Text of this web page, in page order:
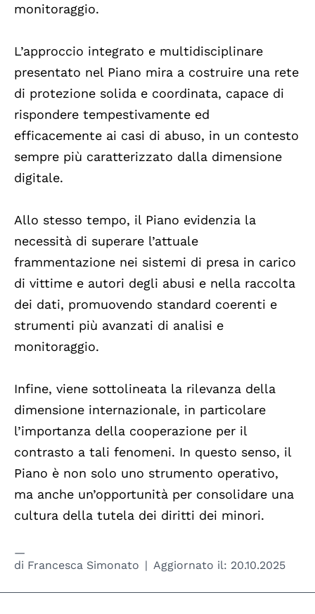
monitoraggio.
L’approccio integrato e multidisciplinare
presentato nel Piano mira a costruire una rete
di protezione solida e coordinata, capace di
rispondere tempestivamente ed
efficacemente ai casi di abuso, in un contesto
sempre più caratterizzato dalla dimensione
digitale.
Allo stesso tempo, il Piano evidenzia la
necessità di superare l’attuale
frammentazione nei sistemi di presa in carico
di vittime e autori degli abusi e nella raccolta
dei dati, promuovendo standard coerenti e
strumenti più avanzati di analisi e
monitoraggio.
Infine, viene sottolineata la rilevanza della
dimensione internazionale, in particolare
l’importanza della cooperazione per il
contrasto a tali fenomeni. In questo senso, il
Piano è non solo uno strumento operativo,
ma anche un’opportunità per consolidare una
cultura della tutela dei diritti dei minori.
di Francesca Simonato Aggiornato il: 20.10.2025